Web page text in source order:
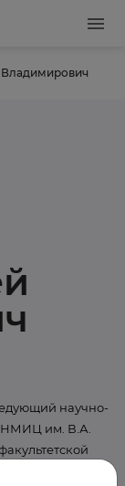
научно-
им. В.А.